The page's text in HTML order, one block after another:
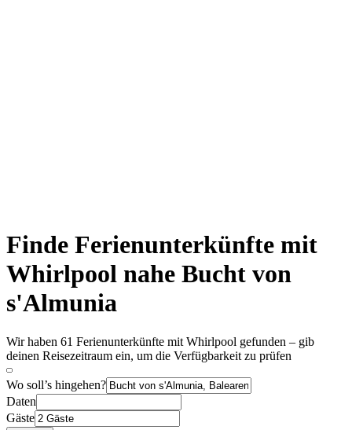
Finde Ferienunterkünfte mit
Whirlpool nahe Bucht von
s'Almunia
Wir haben 61 Ferienunterkünfte mit Whirlpool gefunden – gib
deinen Reisezeitraum ein, um die Verfügbarkeit zu prüfen
Wo soll’s hingehen?
Daten
Gäste